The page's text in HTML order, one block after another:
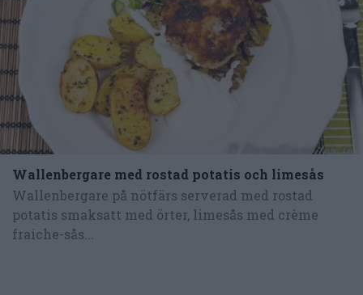
Wallenbergare med rostad potatis och limesås
Wallenbergare på nötfärs serverad med rostad
potatis smaksatt med örter, limesås med crème
fraiche-sås...